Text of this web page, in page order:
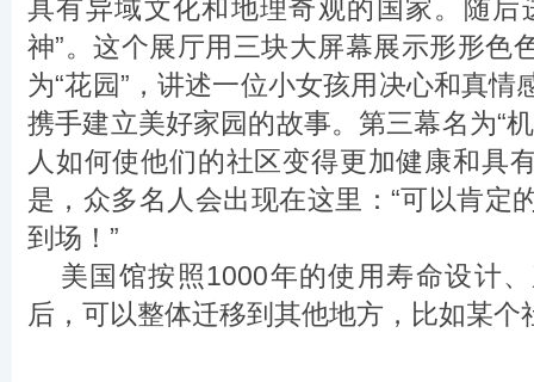
具有异域文化和地理奇观的国家。随后
神”。这个展厅用三块大屏幕展示形形色
为“花园”，讲述一位小女孩用决心和真情
携手建立美好家园的故事。第三幕名为“
人如何使他们的社区变得更加健康和具
是，众多名人会出现在这里：“可以肯定
到场！”
美国馆按照1000年的使用寿命设计
后，可以整体迁移到其他地方，比如某个